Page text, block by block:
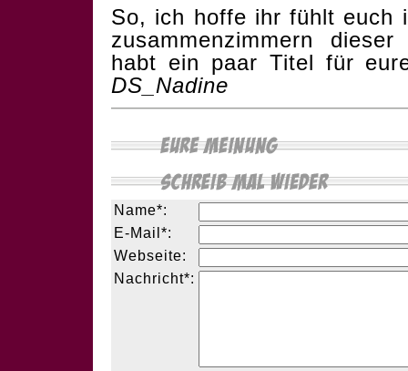
So, ich hoffe ihr fühlt euch
zusammenzimmern
habt ein paar Titel für
DS_Nadine
Name*:
E-Mail*:
Webseite:
Nachricht*: